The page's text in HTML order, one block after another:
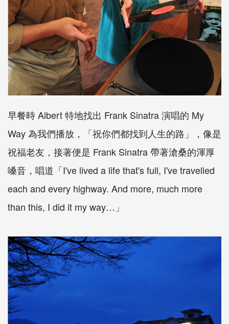
早餐時 Albert 特地找出 Frank Sinatra 演唱的 My
Way 為我們播放，「祝你們都找到人生的路」，像是
祝福老友，接著便是 Frank Sinatra 帶著滄桑的渾厚
嗓音，唱道「I've lived a life that's full, I've travelled
each and every highway. And more, much more
than this, I did it my way…」